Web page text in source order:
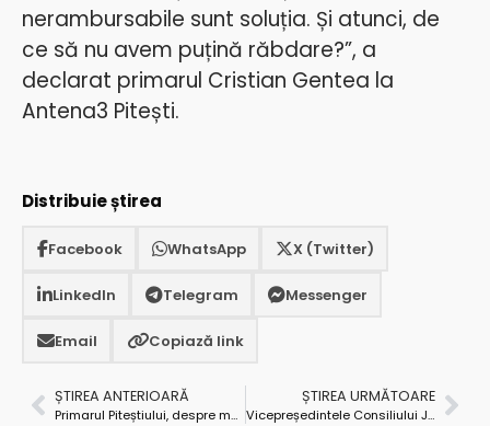
nerambursabile sunt soluția. Și atunci, de
ce să nu avem puțină răbdare?”, a
declarat primarul Cristian Gentea la
Antena3 Pitești.
Distribuie știrea
Facebook WhatsApp X (Twitter)
LinkedIn Telegram Messenger
Email Copiază link
ȘTIREA ANTERIOARĂ
Primarul Piteștiului, despre măsurile de austeritate ale Guvernului Bolojan: ”Vor arunca economia în cap, 100%!”
ȘTIREA URMĂTOARE
Vicepreședintele Consiliului Județean Argeș, Adrian Dumitru Bughiu, prezent la aniversarea a 105 ani de la înființarea Depozitului Central de Arhivă Militară de la Pitești